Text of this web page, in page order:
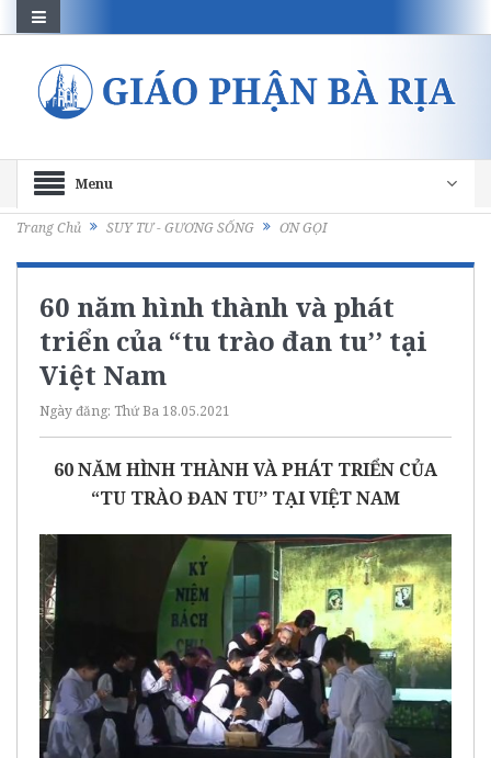
Menu
Trang Chủ SUY TƯ - GƯƠNG SỐNG ƠN GỌI
60 năm hình thành và phát
triển của “tu trào đan tu’’ tại
Việt Nam
Ngày đăng: Thứ Ba 18.05.2021
60 NĂM HÌNH THÀNH VÀ PHÁT TRIỂN CỦA
“TU TRÀO ĐAN TU’’ TẠI VIỆT NAM